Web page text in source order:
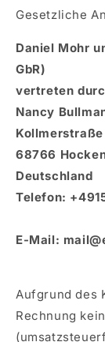
Gesetzliche
Daniel Mohr
GbR)
vertreten
Nancy
68766
Deutschland
Telefon:
E-Mail:
Aufgrund des
Rechnung